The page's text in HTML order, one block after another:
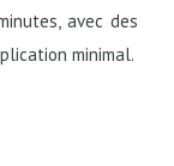
avec des
minimal.